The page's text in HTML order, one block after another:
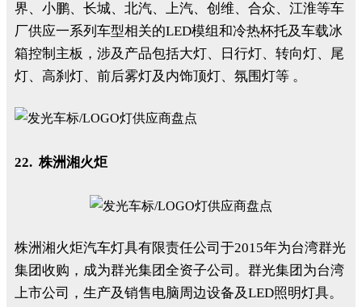
界、小鹏、长城、北汽、上汽、创维、合众、江淮等车
厂供应一系列车型相关的LED模组和冷热杯托及车载冰
箱控制主板，涉及产品包括大灯、日行灯、转向灯、尾
灯、高刹灯、前后雾灯及内饰顶灯、氛围灯等 。
22. 株洲湘火炬
株洲湘火炬汽车灯具有限责任公司于2015年为台湾群光
集团收购，成为群光集团全资子公司。群光集团为台湾
上市公司，生产及销售电脑周边设备及LED照明灯具。